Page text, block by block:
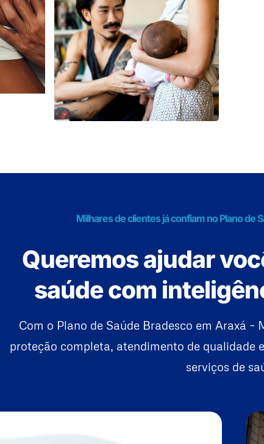
Milhares de clientes já confiam no Plano de
Queremos ajudar
saúde com
Com o Plano de Saúde Bradesco em Araxá
proteção completa, atendimento de qualidade
serviços de